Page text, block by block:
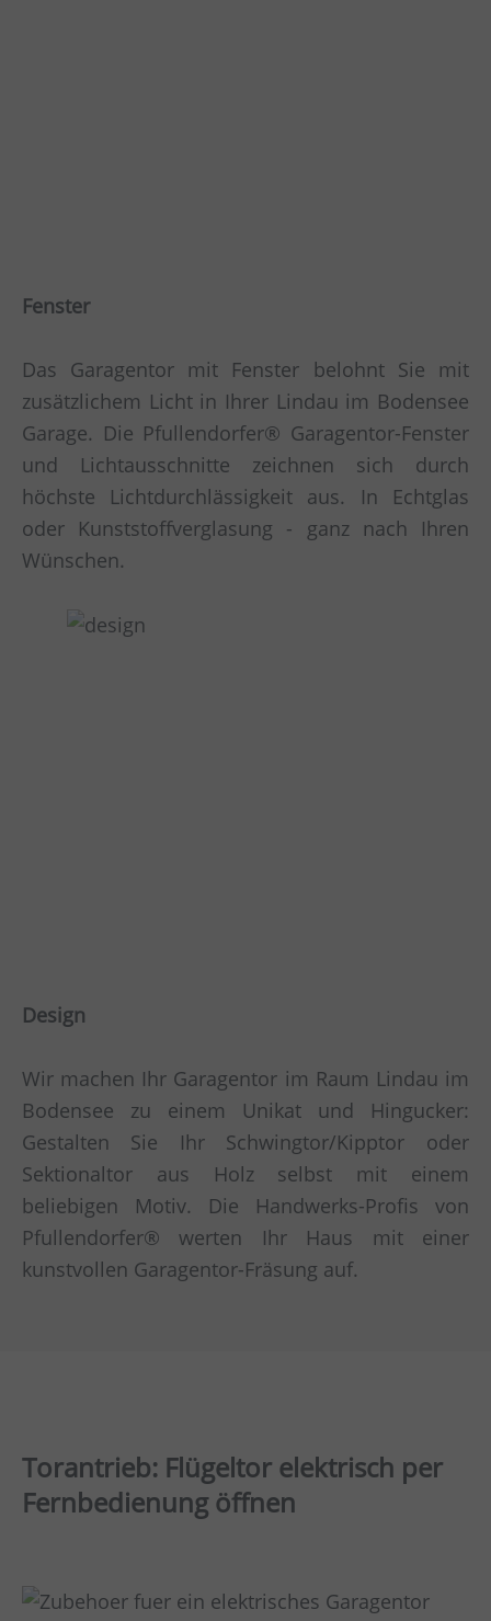
Fenster
Das Garagentor mit Fenster belohnt Sie mit
zusätzlichem Licht in Ihrer Lindau im Bodensee
Garage. Die Pfullendorfer® Garagentor-Fenster
und Lichtausschnitte zeichnen sich durch
höchste Lichtdurchlässigkeit aus. In Echtglas
oder Kunststoffverglasung - ganz nach Ihren
Wünschen.
Design
Wir machen Ihr Garagentor im Raum Lindau im
Bodensee zu einem Unikat und Hingucker:
Gestalten Sie Ihr Schwingtor/Kipptor oder
Sektionaltor aus Holz selbst mit einem
beliebigen Motiv. Die Handwerks-Profis von
Pfullendorfer® werten Ihr Haus mit einer
kunstvollen Garagentor-Fräsung auf.
Torantrieb: Flügeltor elektrisch per
Fernbedienung öffnen